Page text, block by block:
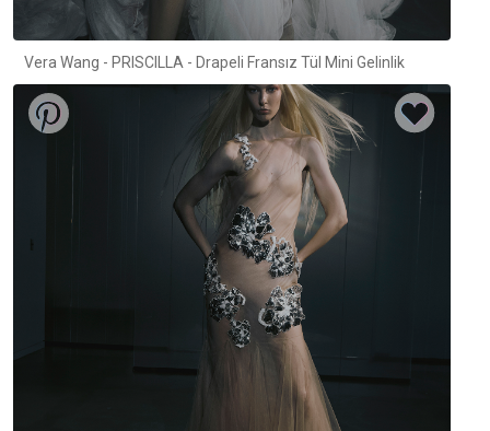
Vera Wang - PRISCILLA - Drapeli Fransız Tül Mini Gelinlik